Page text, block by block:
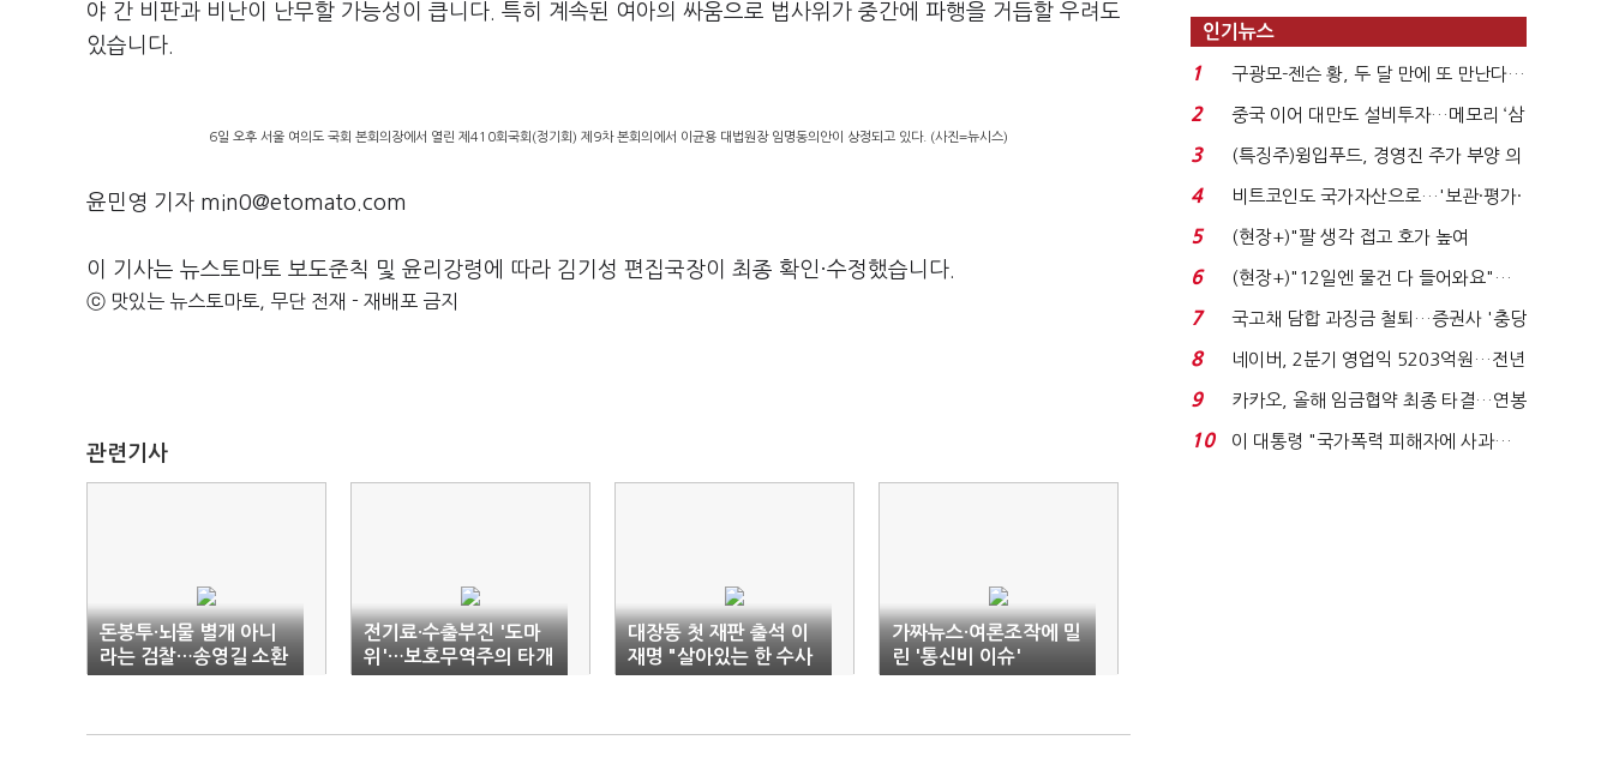
야 간 비판과 비난이 난무할 가능성이 큽니다. 특히 계속된 여아의 싸움으로 법사위가 중간에 파행을 거듭할 우려도
있습니다.
6일 오후 서울 여의도 국회 본회의장에서 열린 제410회국회(정기회) 제9차 본회의에서 이균용 대법원장 임명동의안이 상정되고 있다. (사진=뉴시스)
윤민영 기자 min0@etomato.com
이 기사는 뉴스토마토 보도준칙 및 윤리강령에 따라 김기성 편집국장이 최종 확인·수정했습니다.
ⓒ 맛있는 뉴스토마토, 무단 전재 - 재배포 금지
관련기사
돈봉투·뇌물 별개 아니
라는 검찰…송영길 소환
은 아직
전기료·수출부진 '도마
위'…보호무역주의 타개
안은 '묘연'
대장동 첫 재판 출석 이
재명 "살아있는 한 수사
계속될 것"
가짜뉴스·여론조작에 밀
린 '통신비 이슈'
인기뉴스
1
구광모-젠슨 황, 두 달 만에 또 만난다…
로봇·AI 등 논...
2
중국 이어 대만도 설비투자…메모리 ‘삼
국전쟁’
3
(특징주)윙입푸드, 경영진 주가 부양 의
지에 상한가...
4
비트코인도 국가자산으로…'보관·평가·
처분' 기준은 ...
5
(현장+)"팔 생각 접고 호가 높여
요"…'덜 똘똘한 한 채' 20...
6
(현장+)"12일엔 물건 다 들어와요"…
빈 매대 채우며 문 연 ...
7
국고채 담합 과징금 철퇴…증권사 '충당
금 폭탄' 우려...
8
네이버, 2분기 영업익 5203억원…전년
비 0.2% 감소...
9
카카오, 올해 임금협약 최종 타결…연봉
6.3% 인상·격려...
10
이 대통령 "국가폭력 피해자에 사과…